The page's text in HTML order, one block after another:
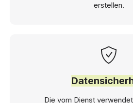
erstellen.
Die vom Dienst